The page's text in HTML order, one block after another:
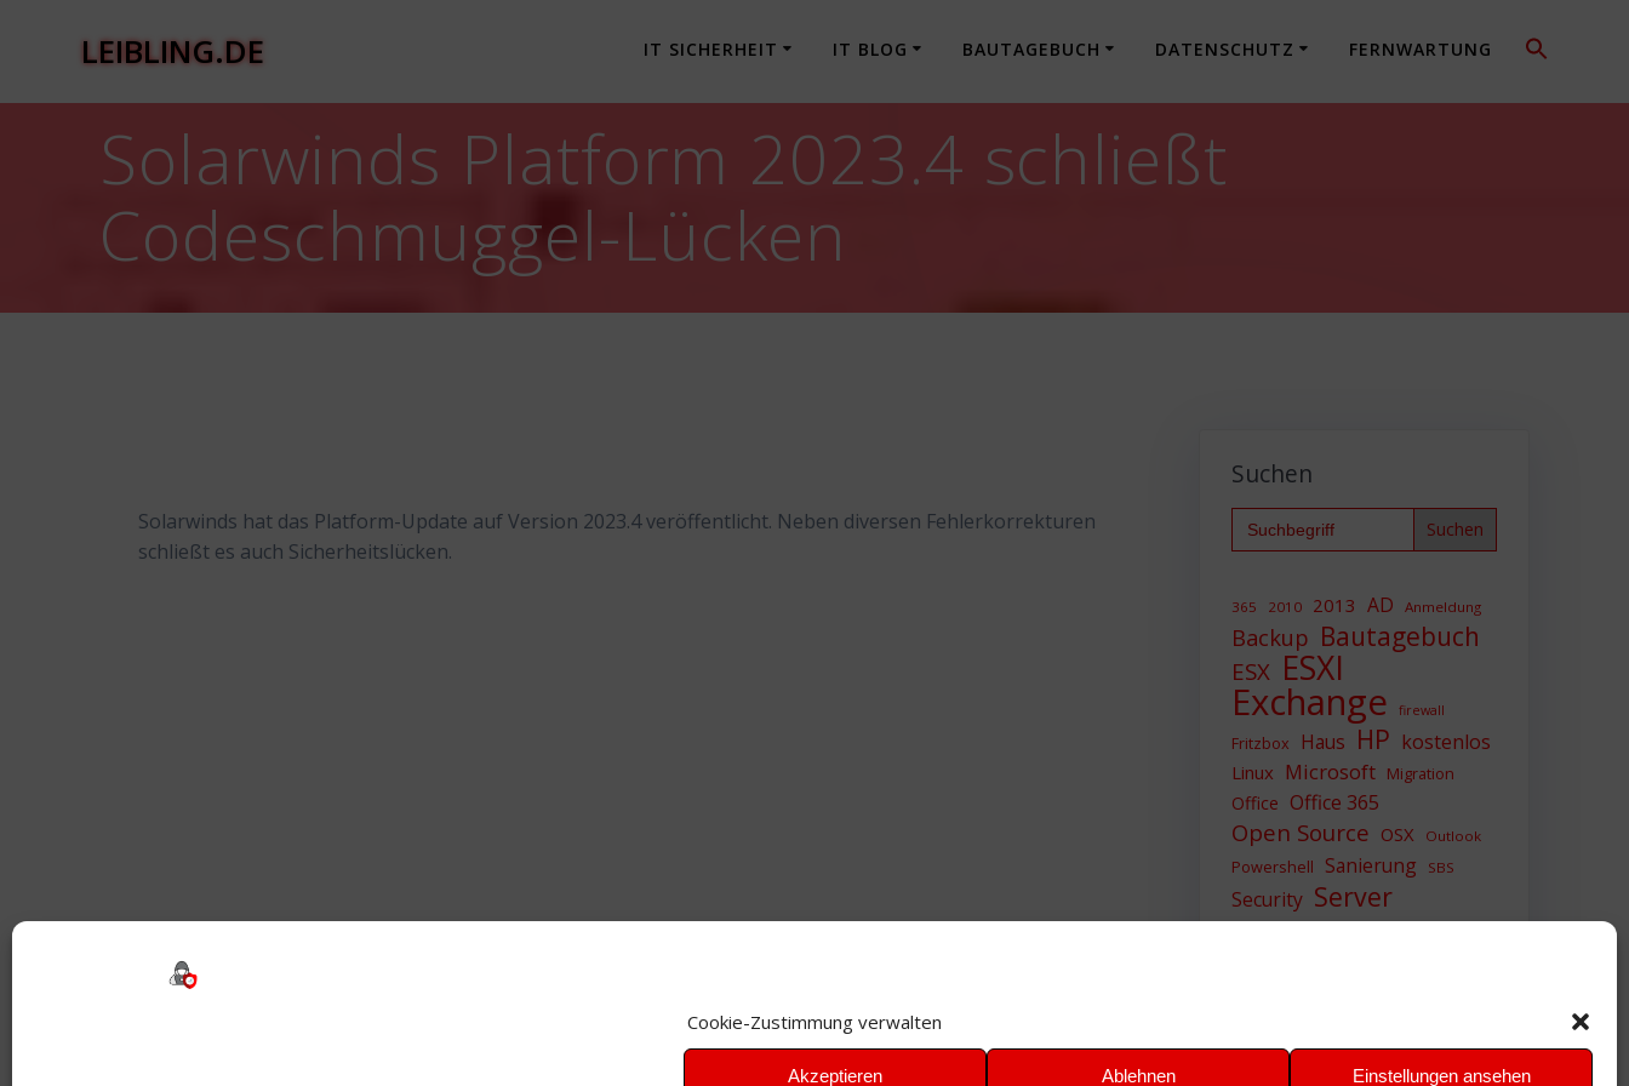
Cookie-Zustimmung verwalten
Akzeptieren Ablehnen Einstellungen ansehen
LEIBLING.DE IT SICHERHEIT IT BLOG BAUTAGEBUCH DATENSCHUTZ FERNWARTUNG
Solarwinds Platform 2023.4 schließt
Codeschmuggel-Lücken
Solarwinds hat das Platform-Update auf Version 2023.4 veröffentlicht. Neben diversen Fehlerkorrekturen
schließt es auch Sicherheitslücken.
Suchen
Search
for:
365 2010 2013 AD Anmeldung
Backup Bautagebuch
ESX ESXI
Exchange firewall
Fritzbox Haus HP kostenlos
Linux Microsoft Migration
Office Office 365
Open Source OSX Outlook
Powershell Sanierung SBS
Security Server
Sicherheit SIEM
VMWare VPN WAZUH